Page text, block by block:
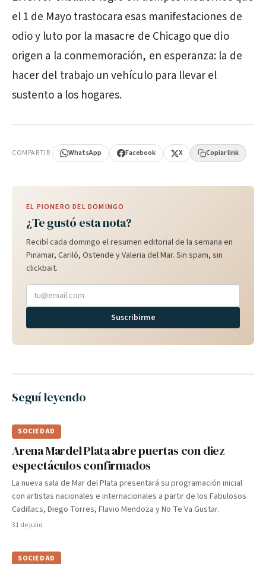
el 1 de Mayo trastocara esas manifestaciones de
odio y luto por la masacre de Chicago que dio
origen a la conmemoración, en esperanza: la de
hacer del trabajo un vehículo para llevar el
sustento a los hogares.
COMPARTIR WhatsApp Facebook X Copiar link
EL PIONERO DEL DOMINGO
¿Te gustó esta nota?
Recibí cada domingo el resumen editorial de la semana en
Pinamar, Cariló, Ostende y Valeria del Mar. Sin spam, sin
clickbait.
Suscribirme
Seguí leyendo
SOCIEDAD
Arena Mardel Plata abre puertas con diez
espectáculos confirmados
La nueva sala de Mar del Plata presentará su programación inicial
con artistas nacionales e internacionales a partir de los Fabulosos
Cadillacs, Diego Torres, Flavio Mendoza y No Te Va Gustar.
31 de julio
SOCIEDAD